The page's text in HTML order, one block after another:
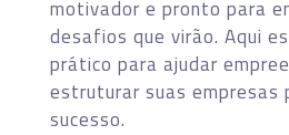
motivador e pronto para
desafios que virão. Aqui
prático para ajudar
estruturar suas empresas
sucesso.